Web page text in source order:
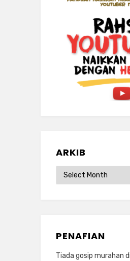
ARKIB
ARKIB
PENAFIAN
Tiada gosip murahan